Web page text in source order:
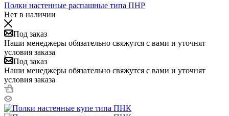
Полки настенные распашные типа ПНР
Нет в наличии
Под заказ
Наши менеджеры обязательно свяжутся с вами и уточнят
условия заказа
Под заказ
Наши менеджеры обязательно свяжутся с вами и уточнят
условия заказа